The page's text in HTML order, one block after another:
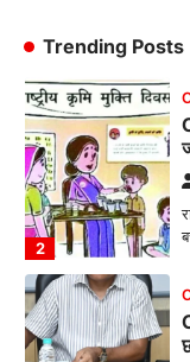
Trending Posts
2